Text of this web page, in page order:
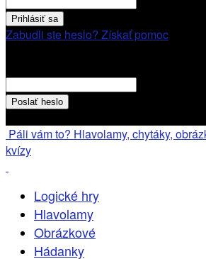
Zabudli ste heslo? Získať pomoc
Páli vám to? Hlavolamy, chytáky,
kvízy
Logické hry
Hlavolamy
Obrázkové
Hádanky